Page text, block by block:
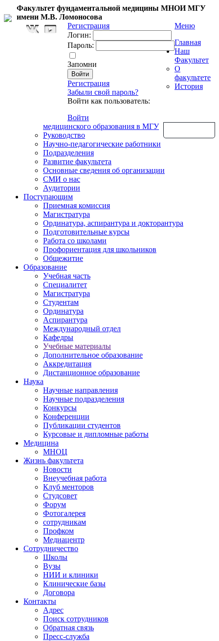
Факультет фундаментальной медицины МНОИ МГУ
имени М.В. Ломоносова
Регистрация
Логин:
Пароль:
Запомни
Регистрация
Забыли свой пароль?
Войти как пользователь:
Войти
Меню
Главная
Наш
Факультет
О
факультете
История
медицинского образования в МГУ
Руководство
Научно-педагогические работники
Подразделения
Развитие факультета
Основные сведения об организации
СМИ о нас
Аудитории
Поступающим
Приемная комиссия
Магистратура
Ординатура, аспирантура и докторантура
Подготовительные курсы
Работа со школами
Профориентация для школьников
Общежитие
Образование
Учебная часть
Специалитет
Магистратура
Студентам
Ординатура
Аспирантура
Международный отдел
Кафедры
Учебные материалы
Дополнительное образование
Аккредитация
Дистанционное образование
Наука
Научные направления
Научные подразделения
Конкурсы
Конференции
Публикации студентов
Курсовые и дипломные работы
Медицина
МНОЦ
Жизнь факультета
Новости
Внеучебная работа
Клуб менторов
Студсовет
Форум
Фотогалерея
сотрудникам
Профком
Медиацентр
Сотрудничество
Школы
Вузы
НИИ и клиники
Клинические базы
Договора
Контакты
Адрес
Поиск сотрудников
Обратная связь
Пресс-служба